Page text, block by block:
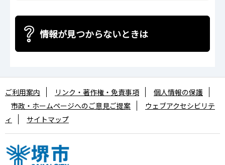
情報が見つからないときは
ご利用案内 リンク・著作権・免責事項
個人情報の保護
市政・ホームページへのご意見ご提案
ウェブアクセシビリテ
ィ
サイトマップ